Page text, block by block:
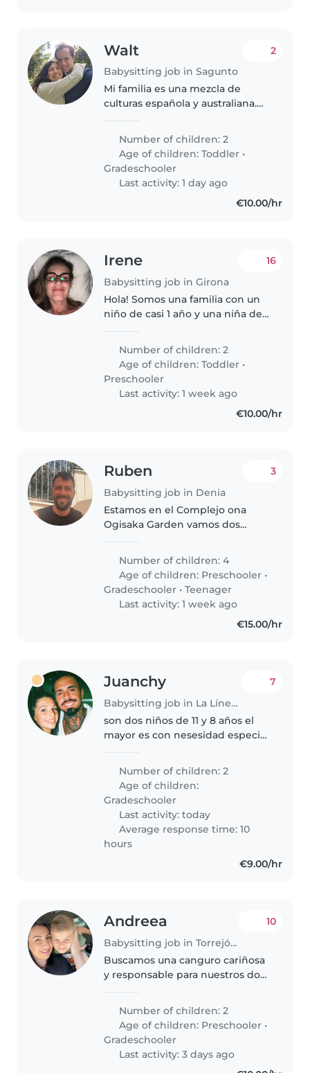
Walt
Babysitting job in Sagunto
2
Mi familia es una mezcla de
culturas española y australiana.
años y otro de un año. Los dos
son muy enérgicos, curiosos y les
encanta jugar. Pasamos..
Number of children: 2
Age of children:Toddler •
Gradeschooler
Last activity: 1 day ago
€10.00/hr
Irene
Babysitting job in Girona
16
Hola! Somos una familia con un
niño de casi 1 año y una niña de
ayude por las mañanas con los
niños y los lleve al comegio.
Despues nos haga las tareas..
Number of children: 2
Age of children:Toddler •
Preschooler
Last activity: 1 week ago
€10.00/hr
Ruben
Babysitting job in Denia
3
Estamos en el Complejo ona
Ogisaka Garden vamos dos
cogeríamos 2 niñeras
Number of children: 4
Age of children: Preschooler •
Gradeschooler •Teenager
Last activity: 1 week ago
€15.00/hr
Juanchy
Babysitting job in La Línea de la Concepción
7
son dos niños de 11 y 8 años el
mayor es con nesesidad especial
independiente y ayuda mucho
con el hermano
Number of children: 2
Age of children:
Gradeschooler
Last activity: today
Average response time: 10
hours
€9.00/hr
Andreea
Babysitting job in Torrejón de Ardoz
10
Buscamos una canguro cariñosa
y responsable para nuestros dos
Necesitamos alguien a gusto con
mascotas y que pueda ayudar
con..
Number of children: 2
Age of children: Preschooler •
Gradeschooler
Last activity: 3 days ago